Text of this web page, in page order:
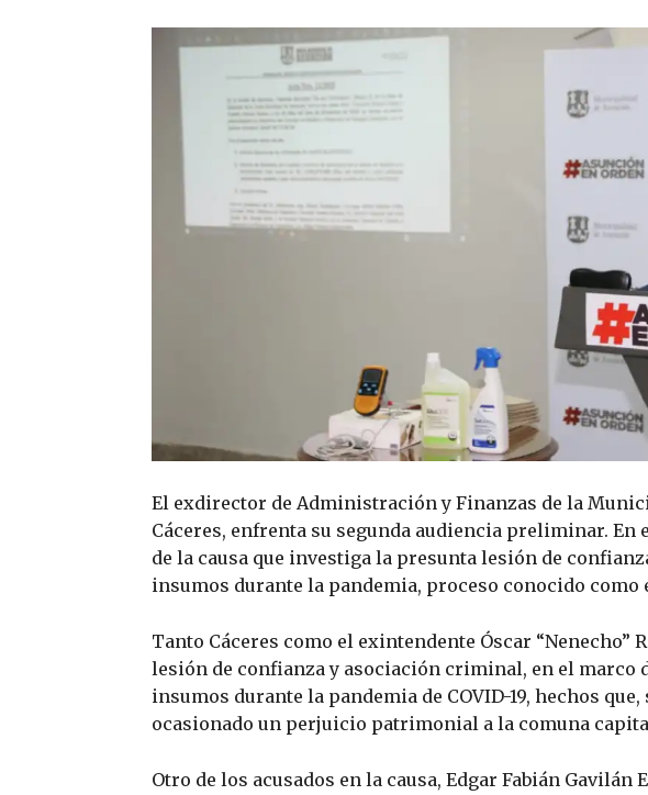
El exdirector de Administración y Finanzas de la
Cáceres, enfrenta su segunda audiencia preliminar. En
de la causa que investiga la presunta lesión de
insumos durante la pandemia, proceso conocido como
Tanto Cáceres como el exintendente Óscar “Nenecho”
lesión de confianza y asociación criminal, en el marco
insumos durante la pandemia de COVID-19, hechos
ocasionado un perjuicio patrimonial a la comuna
Otro de los acusados en la causa, Edgar Fabián